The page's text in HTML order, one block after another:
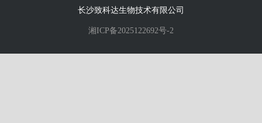
长沙致科达生物技术有限公司
湘ICP备2025122692号-2